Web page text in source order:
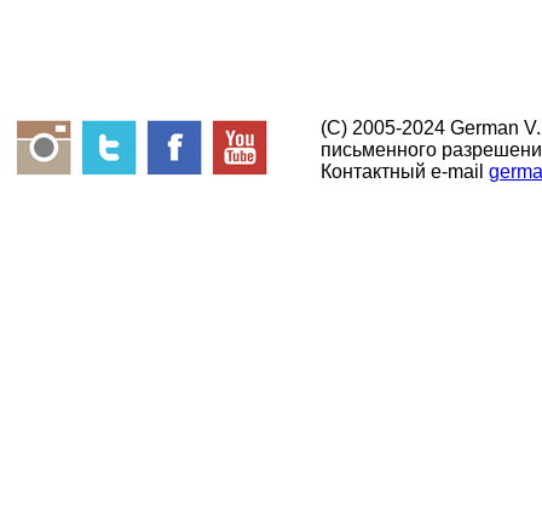
(C) 2005-2024 German
письменного
Контактный e-mail